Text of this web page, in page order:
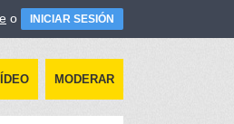
o INICIAR SESIÓN
MODERAR